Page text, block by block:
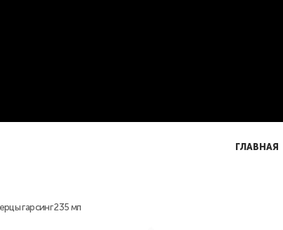
ГЛАВНАЯ
гарсинг 235 мп